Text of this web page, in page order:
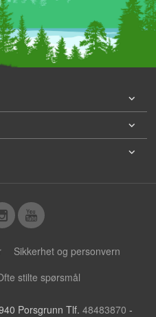
Sikkerhet og personvern
stilte spørsmål
Porsgrunn Tlf. 48483870 -